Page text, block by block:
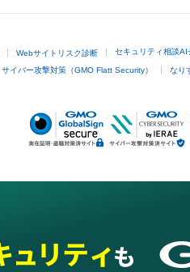
Webサイトリスク診断 セキュリティ相談AI
サイバー攻撃対策（GMO Flatt Security） なり